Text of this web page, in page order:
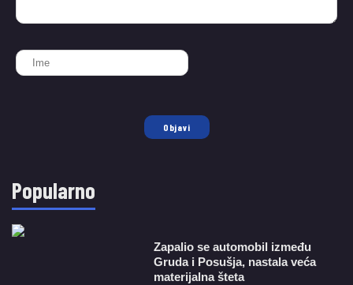
Objavi
Popularno
Zapalio se automobil između
Gruda i Posušja, nastala veća
materijalna šteta